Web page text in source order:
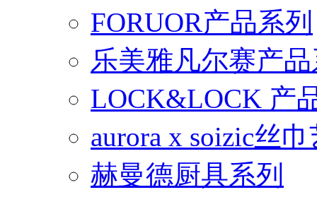
FORUOR产品系列
乐美雅凡尔赛产
LOCK&LOCK 产
aurora x soizic丝
赫曼德厨具系列